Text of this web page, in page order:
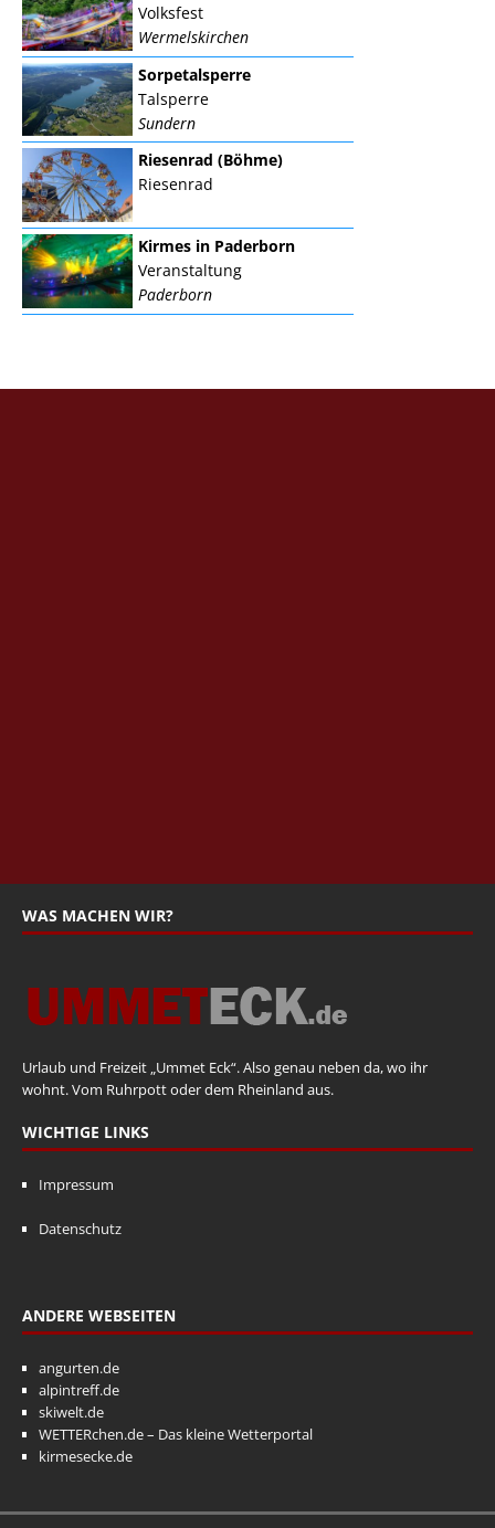
Volksfest
Wermelskirchen
Sorpetalsperre
Talsperre
Sundern
Riesenrad (Böhme)
Riesenrad
Kirmes in Paderborn
Veranstaltung
Paderborn
WAS MACHEN WIR?
Urlaub und Freizeit „Ummet Eck“. Also genau neben da, wo ihr
wohnt. Vom Ruhrpott oder dem Rheinland aus.
WICHTIGE LINKS
Impressum
Datenschutz
ANDERE WEBSEITEN
angurten.de
alpintreff.de
skiwelt.de
WETTERchen.de – Das kleine Wetterportal
kirmesecke.de